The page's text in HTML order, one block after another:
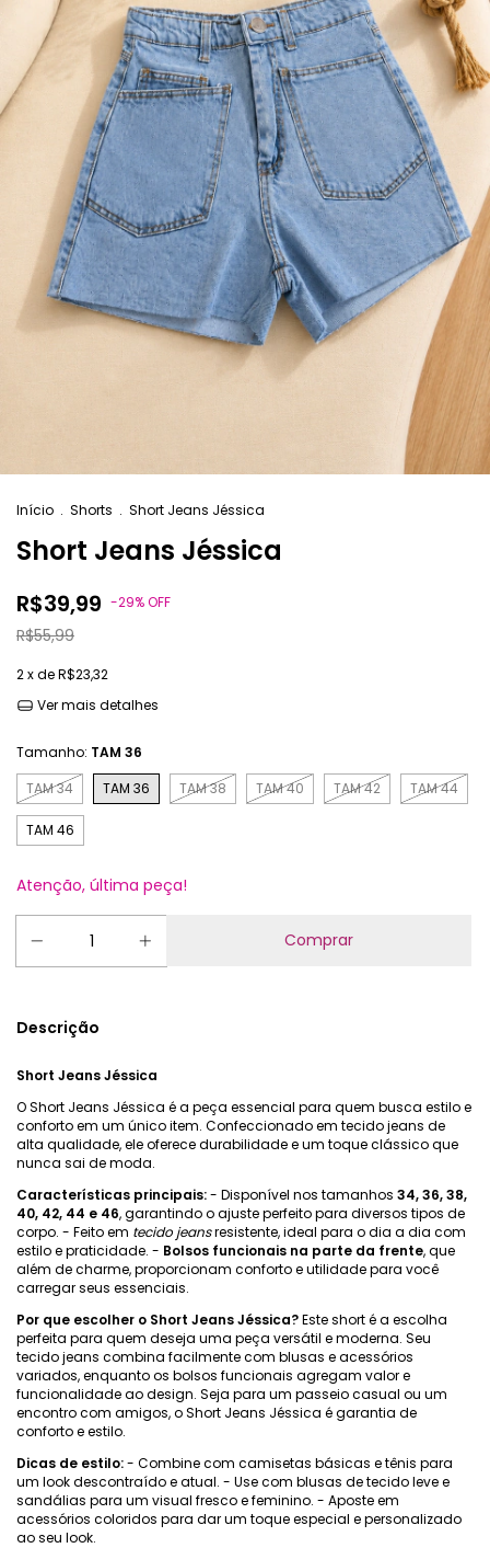
Início . Shorts . Short Jeans Jéssica
Short Jeans Jéssica
R$39,99 -29%OFF
R$55,99
2x deR$23,32
Ver mais detalhes
Tamanho: TAM 36
TAM 34
TAM 36 TAM 38 TAM 40 TAM 42 TAM 44
TAM 46
Atenção, última peça!
Descrição
Short Jeans Jéssica
O Short Jeans Jéssica é a peça essencial para quem busca estilo e
conforto em um único item. Confeccionado em tecido jeans de
alta qualidade, ele oferece durabilidade e um toque clássico que
nunca sai de moda.
Características principais:- Disponível nos tamanhos 34, 36, 38,
40, 42, 44 e 46, garantindo o ajuste perfeito para diversos tipos de
corpo. - Feito em tecido jeansresistente, ideal para o dia a dia com
estilo e praticidade. - Bolsos funcionais na parte da frente, que
além de charme, proporcionam conforto e utilidade para você
carregar seus essenciais.
Por que escolher o Short Jeans Jéssica?Este short é a escolha
perfeita para quem deseja uma peça versátil e moderna. Seu
tecido jeans combina facilmente com blusas e acessórios
variados, enquanto os bolsos funcionais agregam valor e
funcionalidade ao design. Seja para um passeio casual ou um
encontro com amigos, o Short Jeans Jéssica é garantia de
conforto e estilo.
Dicas de estilo:- Combine com camisetas básicas e tênis para
um look descontraído e atual. - Use com blusas de tecido leve e
sandálias para um visual fresco e feminino. - Aposte em
acessórios coloridos para dar um toque especial e personalizado
ao seu look.